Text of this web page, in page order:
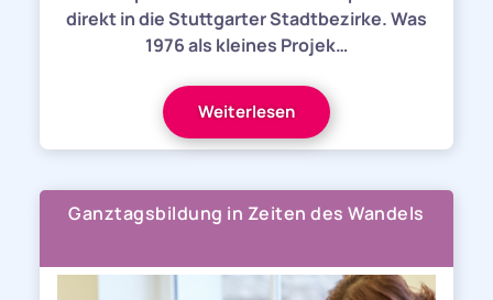
direkt in die Stuttgarter Stadtbezirke. Was
1976 als kleines Projek…
Weiterlesen
Ganztagsbildung in Zeiten des Wandels